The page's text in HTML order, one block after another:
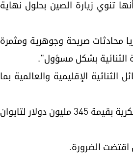
تنوي زيارة الصين بحلول نهاية
محادثات صريحة وجوهرية ومثمرة
الثنائية بشكل مسؤول".
الإقليمية والعالمية بما
وأتى الاجتماع بعد أيام قليلة على إعلان واشنطن تخصيص مساعدة عسكرية بقيمة 345 مليون دولار لتايوان
اقتضت الضرورة.